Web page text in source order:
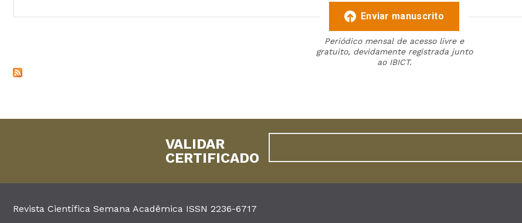
Enviar manuscrito
Periódico mensal de acesso livre e
gratuito, devidamente registrada junto
ao IBICT.
VALIDAR
CERTIFICADO
Revista Científica Semana Acadêmica ISSN 2236-6717